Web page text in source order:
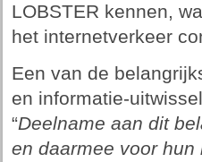
LOBSTER kennen,
het internetverkeer
Een van de
en informatie-
“Deelname aan dit
en daarmee voor